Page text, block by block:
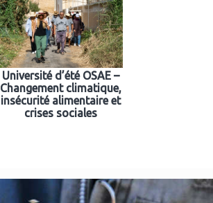
Université d’été OSAE –
Changement climatique,
insécurité alimentaire et
crises sociales